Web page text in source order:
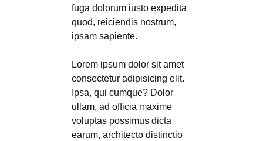
fuga dolorum iusto expedita
quod, reiciendis nostrum,
ipsam sapiente.
Lorem ipsum dolor sit amet
consectetur adipisicing elit.
Ipsa, qui cumque? Dolor
ullam, ad officia maxime
voluptas possimus dicta
earum, architecto distinctio